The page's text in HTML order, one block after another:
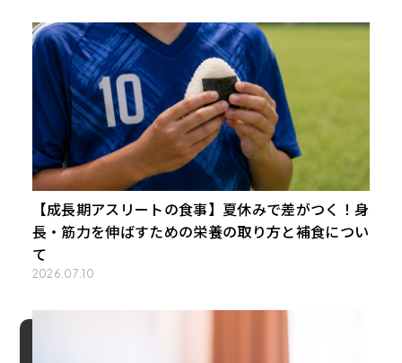
【成長期アスリートの食事】夏休みで差がつく！身
長・筋力を伸ばすための栄養の取り方と補食につい
て
2026.07.10